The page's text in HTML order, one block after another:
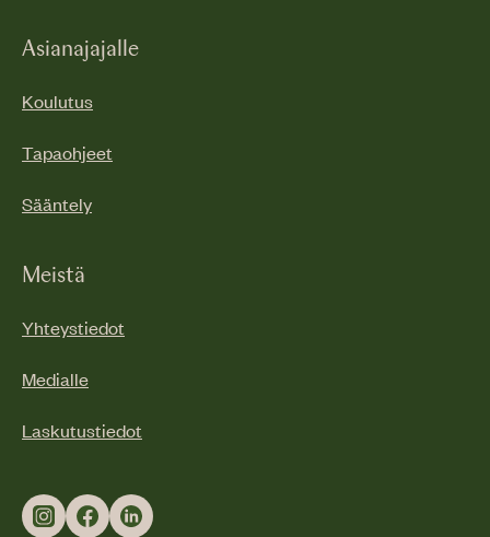
Asianajajalle
Koulutus
Tapaohjeet
Sääntely
Meistä
Yhteystiedot
Medialle
Laskutustiedot